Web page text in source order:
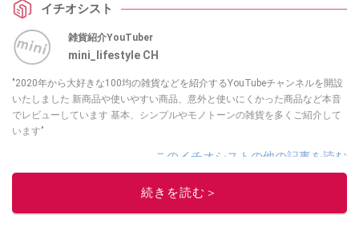
イチオシスト
雑貨紹介YouTuber
mini_lifestyle CH
"2020年から大好きな100均の雑貨などを紹介するYouTubeチャンネルを開設
いたしました 新商品や使いやすい商品、意外と使いにくかった商品など本音
でレビューしています 基本、シンプルやモノトーンの雑貨を多くご紹介して
います"
このイチオシストの他の記事を読む
続きを読む＞